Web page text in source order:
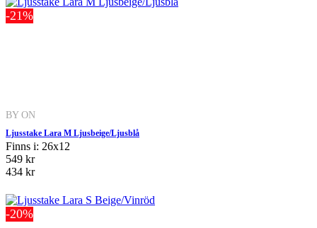
-21%
BY ON
Ljusstake Lara M Ljusbeige/Ljusblå
Finns i: 26x12
549 kr
434 kr
-20%